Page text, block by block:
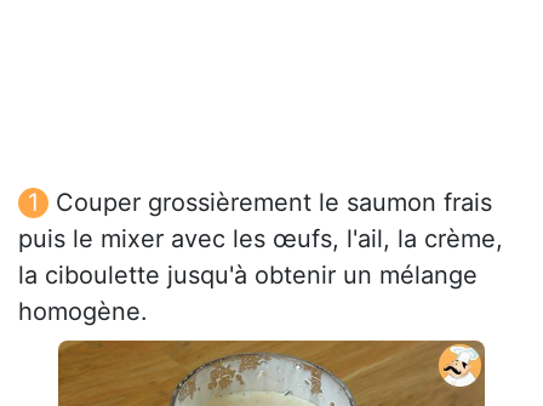
Couper grossièrement le saumon frais
puis le mixer avec les œufs, l'ail, la crème,
la ciboulette jusqu'à obtenir un mélange
homogène.